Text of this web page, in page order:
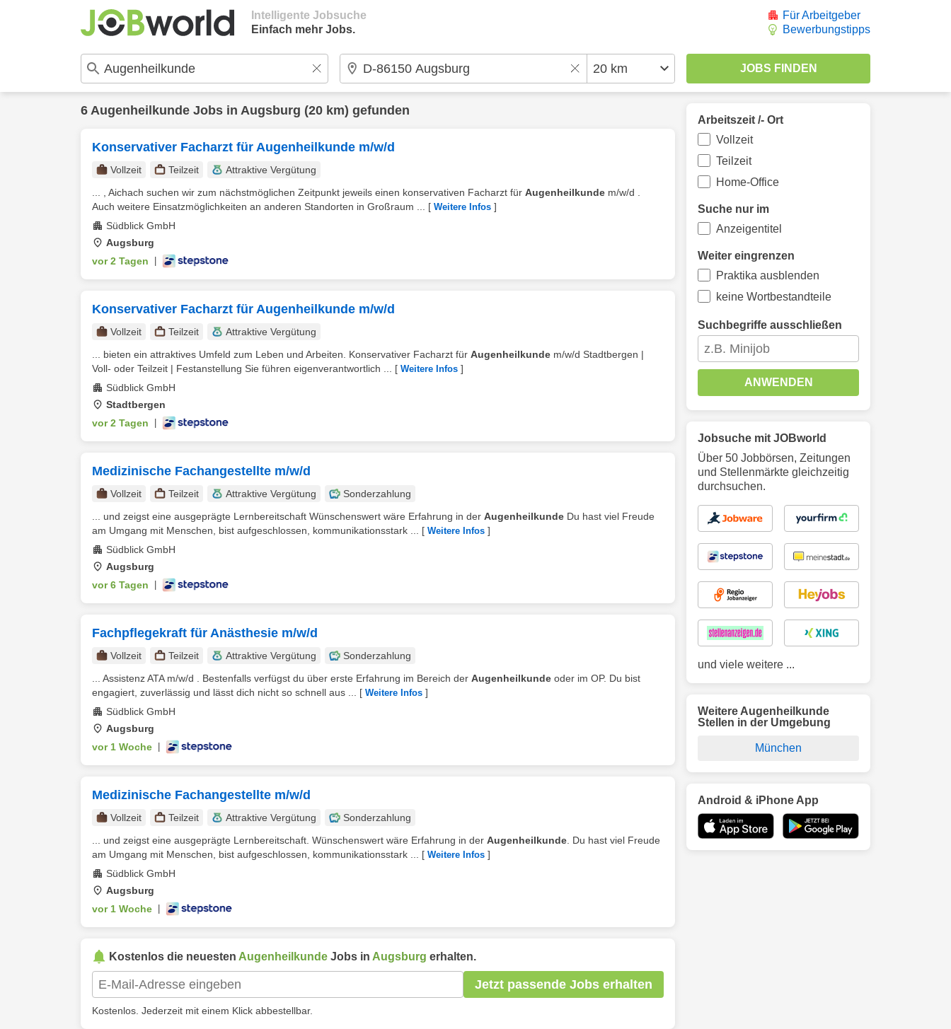
Intelligente Jobsuche
Einfach mehr Jobs.
Für Arbeitgeber
Bewerbungstipps
6 Augenheilkunde Jobs in Augsburg (20 km) gefunden
Konservativer Facharzt für Augenheilkunde m/w/d
Vollzeit Teilzeit
Attraktive Vergütung
... , Aichach suchen wir zum nächstmöglichen Zeitpunkt jeweils einen konservativen Facharzt für Augenheilkunde m/w/d .
Auch weitere Einsatzmöglichkeiten an anderen Standorten in Großraum ...
[ Weitere Infos ]
Südblick GmbH
Augsburg
vor 2 Tagen
Konservativer Facharzt für Augenheilkunde m/w/d
Vollzeit Teilzeit
Attraktive Vergütung
... bieten ein attraktives Umfeld zum Leben und Arbeiten. Konservativer Facharzt für Augenheilkunde m/w/d Stadtbergen |
Voll- oder Teilzeit | Festanstellung Sie führen eigenverantwortlich ...
[ Weitere Infos ]
Südblick GmbH
Stadtbergen
vor 2 Tagen
Medizinische Fachangestellte m/w/d
Vollzeit Teilzeit Attraktive Vergütung
Sonderzahlung
... und zeigst eine ausgeprägte Lernbereitschaft Wünschenswert wäre Erfahrung in der Augenheilkunde Du hast viel Freude
am Umgang mit Menschen, bist aufgeschlossen, kommunikationsstark ...
[ Weitere Infos ]
Südblick GmbH
Augsburg
vor 6 Tagen
Fachpflegekraft für Anästhesie m/w/d
Vollzeit Teilzeit Attraktive Vergütung
Sonderzahlung
... Assistenz ATA m/w/d . Bestenfalls verfügst du über erste Erfahrung im Bereich der Augenheilkunde oder im OP. Du bist
engagiert, zuverlässig und lässt dich nicht so schnell aus ...
[ Weitere Infos ]
Südblick GmbH
Augsburg
vor 1 Woche
Medizinische Fachangestellte m/w/d
Vollzeit Teilzeit Attraktive Vergütung
Sonderzahlung
... und zeigst eine ausgeprägte Lernbereitschaft. Wünschenswert wäre Erfahrung in der Augenheilkunde . Du hast viel Freude
am Umgang mit Menschen, bist aufgeschlossen, kommunikationsstark ...
[ Weitere Infos ]
Südblick GmbH
Augsburg
vor 1 Woche
Kostenlos die neuesten Augenheilkunde Jobs in Augsburg erhalten.
Jetzt passende Jobs erhalten
Kostenlos. Jederzeit mit einem Klick abbestellbar.
Arbeitszeit /- Ort
Vollzeit
Teilzeit
Home-Office
Suche nur im
Anzeigentitel
Weiter eingrenzen
Praktika ausblenden
keine Wortbestandteile
Suchbegriffe ausschließen
ANWENDEN
Jobsuche mit JOBworld
Über 50 Jobbörsen, Zeitungen
und Stellenmärkte gleichzeitig
durchsuchen.
und viele weitere ...
Weitere Augenheilkunde
Stellen in der Umgebung
München
Android & iPhone App